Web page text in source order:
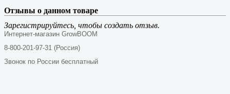
Отзывы о данном товаре
Зарегистрируйтесь, чтобы создать отзыв.
Интернет-магазин GrowBOOM
8-800-201-97-31 (Россия)
Звонок по России бесплатный